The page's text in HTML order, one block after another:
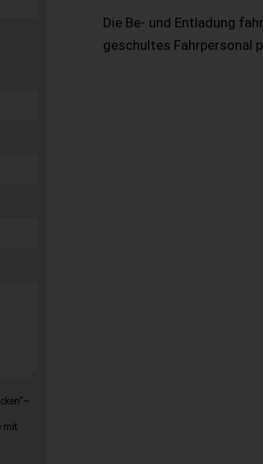
mit
Die Be- und Entladung
geschultes Fahrpersonal